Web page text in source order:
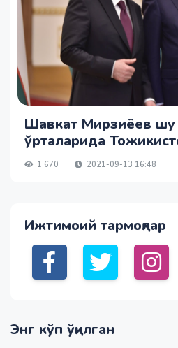
Шавкат Мирзиёев шу
ўрталарида
1 670 2021-09-13 16:48
Ижтимоий тармоқлар
Энг кўп ўқилган